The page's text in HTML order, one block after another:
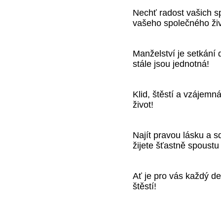
Nechť radost vašich
vašeho společného
Manželství je setkání
stále jsou jednotná!
Klid, štěstí a
život!
Najít pravou lásku a
žijete šťastně spoustu
Ať je pro vás každý
štěstí!